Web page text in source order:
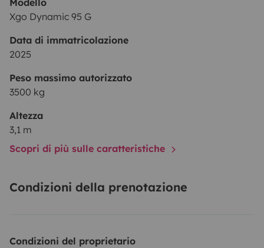
Modello
Xgo Dynamic 95 G
Data di immatricolazione
2025
Peso massimo autorizzato
3500 kg
Altezza
3,1 m
Scopri di più sulle caratteristiche
Condizioni della prenotazione
Condizioni del proprietario